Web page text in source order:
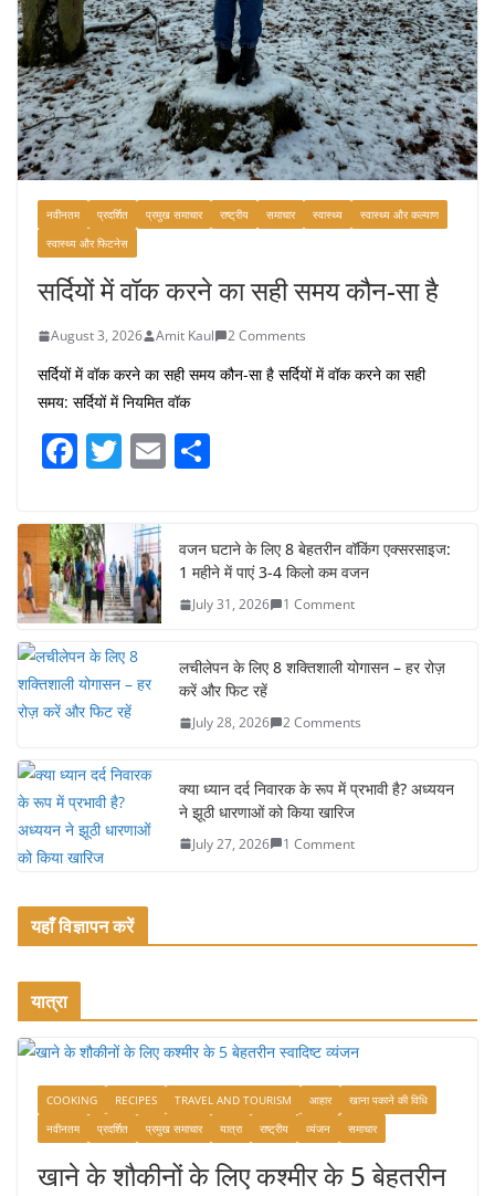
नवीनतम प्रदर्शित प्रमुख समाचार राष्ट्रीय समाचार स्वास्थ्य
स्वास्थ्य और कल्याण
स्वास्थ्य और फिटनेस
सर्दियों में वॉक करने का सही समय कौन-सा है
August 3, 2026 Amit Kaul 2 Comments
सर्दियों में वॉक करने का सही समय कौन-सा है सर्दियों में वॉक करने का सही
समय: सर्दियों में नियमित वॉक
F
c
e
b
o
o
k
T
itt
er
E
e
वजन घटाने के लिए 8 बेहतरीन वॉकिंग एक्सरसाइज:
1 महीने में पाएं 3-4 किलो कम वजन
July 31, 2026 1 Comment
लचीलेपन के लिए 8 शक्तिशाली योगासन – हर रोज़
करें और फिट रहें
July 28, 2026 2 Comments
क्या ध्यान दर्द निवारक के रूप में प्रभावी है? अध्ययन
ने झूठी धारणाओं को किया खारिज
July 27, 2026 1 Comment
यहाँ विज्ञापन करें
यात्रा
COOKING RECIPES TRAVEL AND TOURISM आहार
खाना पकाने की विधि
नवीनतम
प्रदर्शित प्रमुख समाचार यात्रा राष्ट्रीय व्यंजन समाचार
खाने के शौकीनों के लिए कश्मीर के 5 बेहतरीन